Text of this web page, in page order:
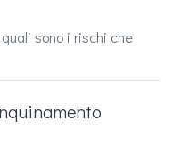
sono i rischi che